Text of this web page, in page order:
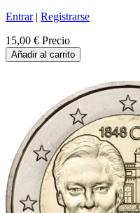
Entrar| Registrarse
15,00 € Precio
Añadir al carrito